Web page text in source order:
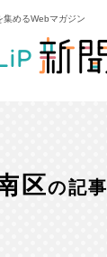
集めるWebマガジン
区の記事